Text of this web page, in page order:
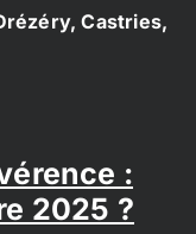
Castries,
:
2025 ?